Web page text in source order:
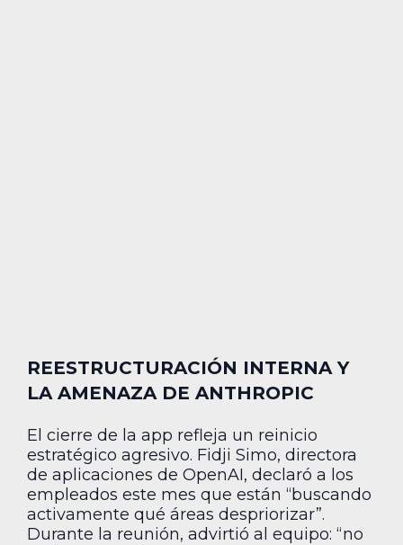
REESTRUCTURACIÓN INTERNA Y
LA AMENAZA DE ANTHROPIC
El cierre de la app refleja un reinicio
estratégico agresivo. Fidji Simo, directora
de aplicaciones de OpenAI, declaró a los
empleados este mes que están “buscando
activamente qué áreas despriorizar”.
Durante la reunión, advirtió al equipo: “no